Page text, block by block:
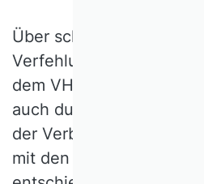
Über schwerwiegende
Verfehlungen, die zu
dem VHB führen
auch durch den
der Verbandssatzung
mit den zuständigen